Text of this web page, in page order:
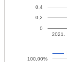
2021.
0
0,2
0,4
100,00%